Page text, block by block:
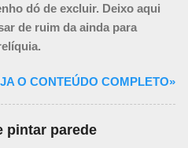
dó de excluir. Deixo aqui
de ruim da ainda para
O CONTEÚDO COMPLETO»
pintar parede